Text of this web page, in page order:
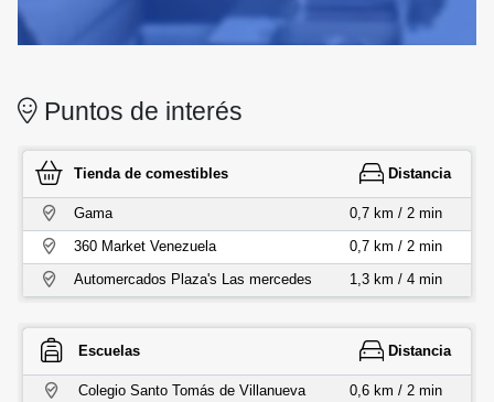
Puntos de interés
Tienda de comestibles Distancia
Gama
0,7 km / 2 min
360 Market Venezuela
0,7 km / 2 min
Automercados Plaza's Las mercedes
1,3 km / 4 min
Escuelas Distancia
Colegio Santo Tomás de Villanueva
0,6 km / 2 min